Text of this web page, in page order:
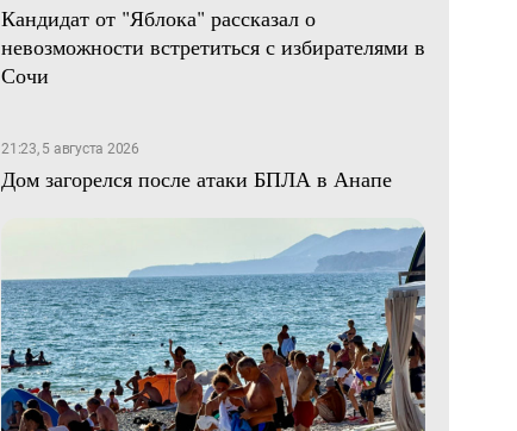
Кандидат от "Яблока" рассказал о
невозможности встретиться с избирателями в
Сочи
21:23, 5 августа 2026
Дом загорелся после атаки БПЛА в Анапе